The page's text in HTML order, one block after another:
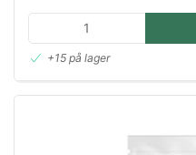
+15 på lager